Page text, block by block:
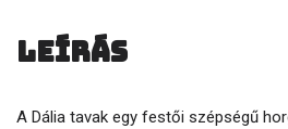
Leírás
A Dália tavak egy festői szépségű